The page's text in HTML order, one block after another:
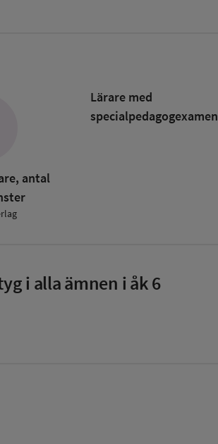
antal
Lärare med
specialpedagog­examen
i alla ämnen i åk 6